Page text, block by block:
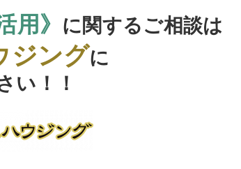
用》 に関するご相談は
ジングに
い！！